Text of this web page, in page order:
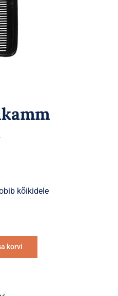
kõikidele
korvi